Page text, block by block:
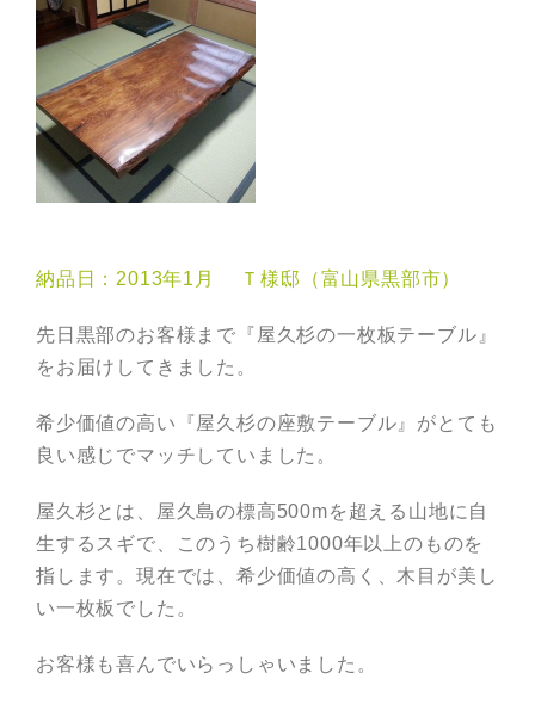
納品日：2013年1月 Ｔ様邸（富山県黒部市）
先日黒部のお客様まで『屋久杉の一枚板テーブル』
をお届けしてきました。
希少価値の高い『屋久杉の座敷テーブル』がとても
良い感じでマッチしていました。
屋久杉とは、屋久島の標高500mを超える山地に自
生するスギで、このうち樹齢1000年以上のものを
指します。現在では、希少価値の高く、木目が美し
い一枚板でした。
お客様も喜んでいらっしゃいました。